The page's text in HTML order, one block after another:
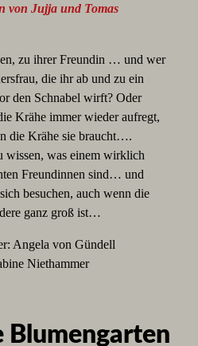
von Jujja und Tomas
zu ihrer Freundin … und wer
die ihr ab und zu ein
den Schnabel wirft? Oder
Krähe immer wieder aufregt,
die Krähe sie braucht….
wissen, was einem wirklich
Freundinnen sind… und
besuchen, auch wenn die
ganz groß ist…
Angela von Gündell
Niethammer
Blumengarten